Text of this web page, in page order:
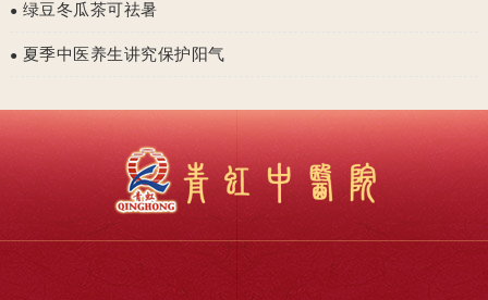
● 绿豆冬瓜茶可祛暑
● 夏季中医养生讲究保护阳气